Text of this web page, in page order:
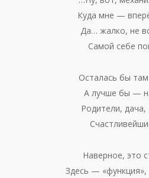
Куда мне —
Да… жалко, не
Самой себе
Осталась бы
А лучше бы —
Родители,
Наверное, это
Здесь —